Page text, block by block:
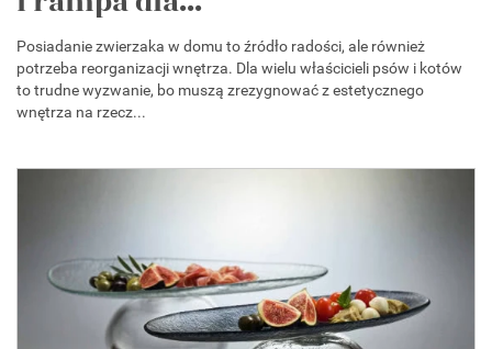
Posiadanie zwierzaka w domu to źródło radości, ale również
potrzeba reorganizacji wnętrza. Dla wielu właścicieli psów i kotów
to trudne wyzwanie, bo muszą zrezygnować z estetycznego
wnętrza na rzecz...